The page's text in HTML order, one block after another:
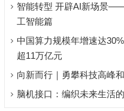
智能转型 开辟AI新场景
工智能篇
中国算力规模年增速达
超11万亿元
向新而行｜勇攀科技高峰
脑机接口：编织未来生活